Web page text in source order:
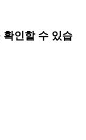
확인할 수 있습